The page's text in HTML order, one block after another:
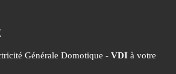
Générale Domotique - VDI à votre